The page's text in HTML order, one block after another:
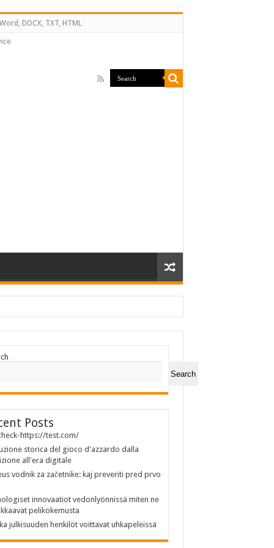
DOCX, TXT, HTML
Search
Posts
https://test.com/
storica del gioco d'azzardo dalla
all'era digitale
vodnik za začetnike: kaj preveriti pred prvo
innovaatiot vedonlyönnissä miten ne
pelikokemusta
julkisuuden henkilöt voittavat uhkapeleissä